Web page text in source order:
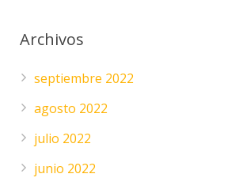
Archivos
septiembre 2022
agosto 2022
julio 2022
junio 2022